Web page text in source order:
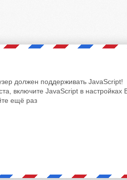
должен поддерживать JavaScript!
включите JavaScript в настройках
ещё раз